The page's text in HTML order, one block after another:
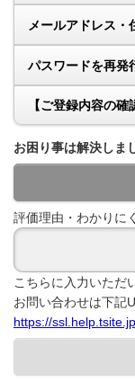
メールアドレス・
パスワードを再発
【ご登録内容の
お困り事は解決しま
評価理由・わかりに
こちらに入力いただ
お問い合わせは下記
https://